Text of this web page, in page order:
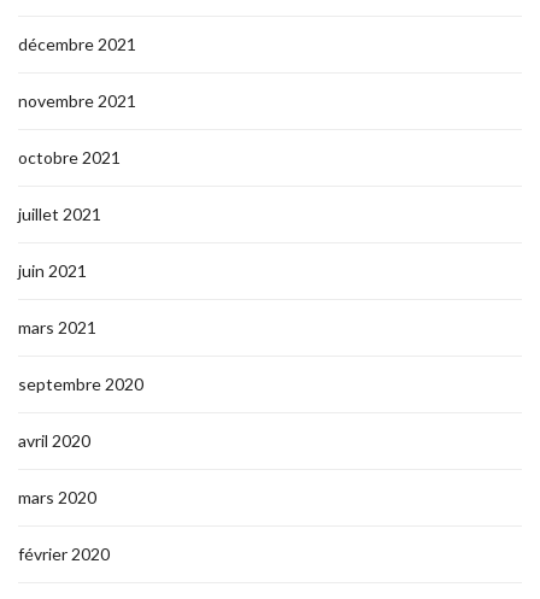
décembre 2021
novembre 2021
octobre 2021
juillet 2021
juin 2021
mars 2021
septembre 2020
avril 2020
mars 2020
février 2020